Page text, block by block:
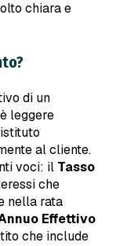
chiara e
di un
leggere
al cliente.
voci: il Tasso
che
nella rata
Effettivo
che include